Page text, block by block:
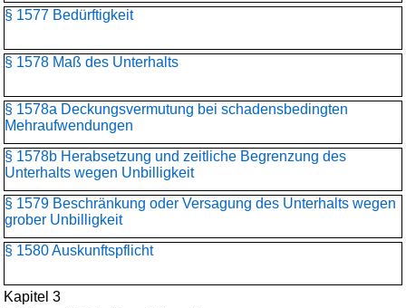
§ 1577 Bedürftigkeit
§ 1578 Maß des Unterhalts
§ 1578a Deckungsvermutung bei schadensbedingten
Mehraufwendungen
§ 1578b Herabsetzung und zeitliche Begrenzung des
Unterhalts wegen Unbilligkeit
§ 1579 Beschränkung oder Versagung des Unterhalts wegen
grober Unbilligkeit
§ 1580 Auskunftspflicht
Kapitel 3